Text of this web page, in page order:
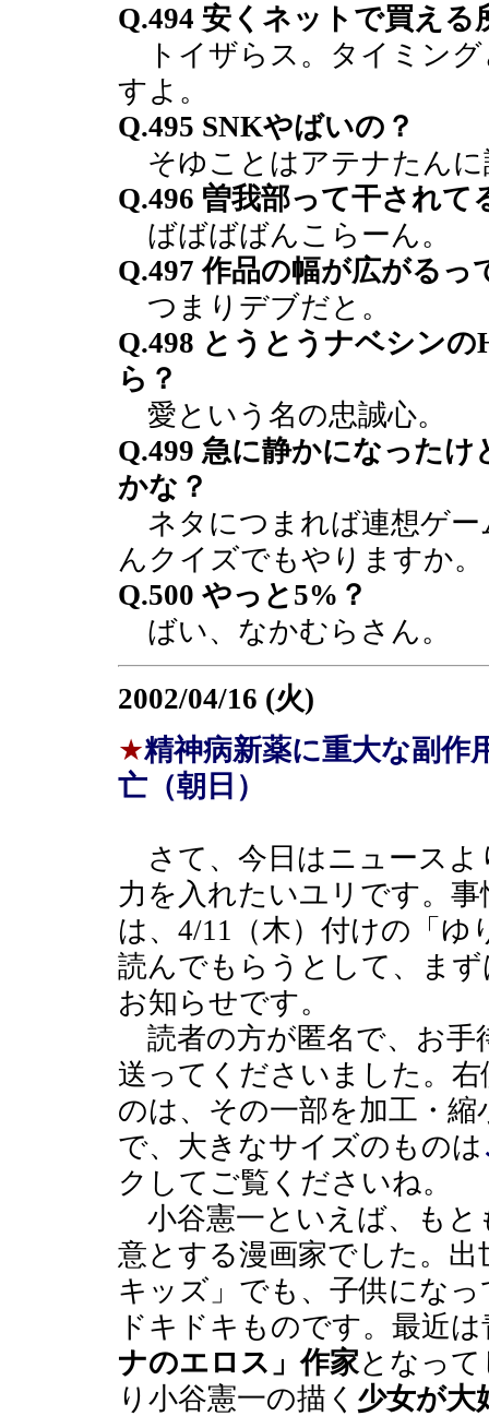
Q.494 安くネットで買える
トイザらス。タイミング
すよ。
Q.495 SNKやばいの？
そゆことはアテナたんに
Q.496 曽我部って干されて
ばばばばんこらーん。
Q.497 作品の幅が広がるっ
つまりデブだと。
Q.498 とうとうナベシン
ら？
愛という名の忠誠心。
Q.499 急に静かになった
かな？
ネタにつまれば連想ゲー
んクイズでもやりますか。
Q.500 やっと5%？
ばい、なかむらさん。
2002/04/16 (火)
★精神病新薬に重大な副
亡（朝日）
さて、今日はニュースよ
力を入れたいユリです。
は、4/11（木）付けの「ゆ
読んでもらうとして、まず
お知らせです。
読者の方が匿名で、お手
送ってくださいました。
のは、その一部を加工・縮
で、大きなサイズのものは
クしてご覧くださいね。
小谷憲一といえば、もと
意とする漫画家でした。
キッズ」でも、子供にな
ドキドキものです。最近
ナのエロス」作家となっ
り小谷憲一の描く 少女が大